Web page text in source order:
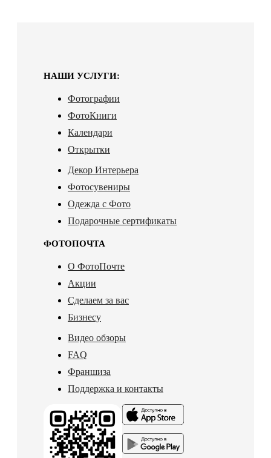
НАШИ УСЛУГИ:
Фотографии
ФотоКниги
Календари
Открытки
Декор Интерьера
Фотосувениры
Одежда с Фото
Подарочные сертификаты
ФОТОПОЧТА
О ФотоПочте
Акции
Сделаем за вас
Бизнесу
Видео обзоры
FAQ
Франшиза
Поддержка и контакты